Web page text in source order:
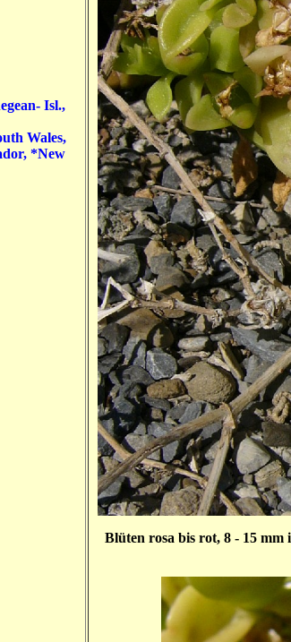
Isl.,
Wales,
*New
Blüten rosa bis rot, 8 - 15 mm